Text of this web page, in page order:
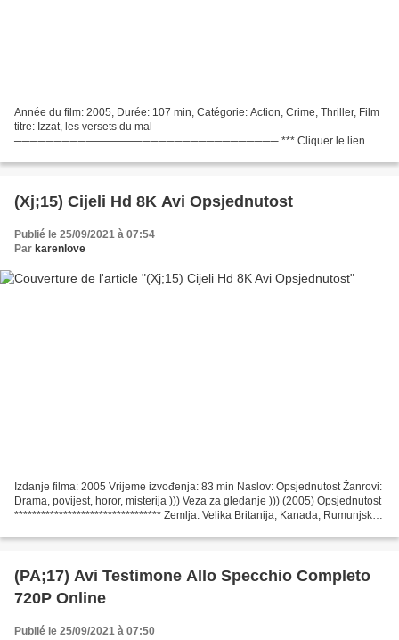
Année du film: 2005, Durée: 107 min, Catégorie: Action, Crime, Thriller, Film
titre: Izzat, les versets du mal
───────────────────────────────── *** Cliquer le lien
─────────────────────────────────...
(Xj;15) Cijeli Hd 8K Avi Opsjednutost
Publié le 25/09/2021 à 07:54
Par karenlove
Izdanje filma: 2005 Vrijeme izvođenja: 83 min Naslov: Opsjednutost Žanrovi:
Drama, povijest, horor, misterija ))) Veza za gledanje ))) (2005) Opsjednutost
********************************* Zemlja: Velika Britanija, Kanada, Rumunjska,
(PA;17) Avi Testimone Allo Specchio Completo
720P Online
Publié le 25/09/2021 à 07:50